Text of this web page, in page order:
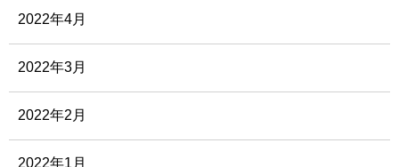
2022年4月
2022年3月
2022年2月
2022年1月